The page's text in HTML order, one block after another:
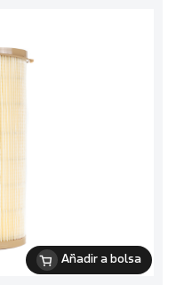
Añadir a bolsa